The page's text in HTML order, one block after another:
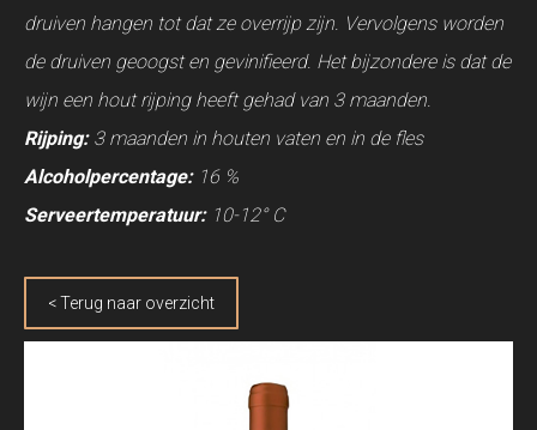
druiven hangen tot dat ze overrijp zijn. Vervolgens worden
de druiven geoogst en gevinifieerd. Het bijzondere is dat de
wijn een hout rijping heeft gehad van 3 maanden.
Rijping:3 maanden in houten vaten en in de fles
Alcoholpercentage:16 %
Serveertemperatuur:10-12° C
< Terug naar overzicht